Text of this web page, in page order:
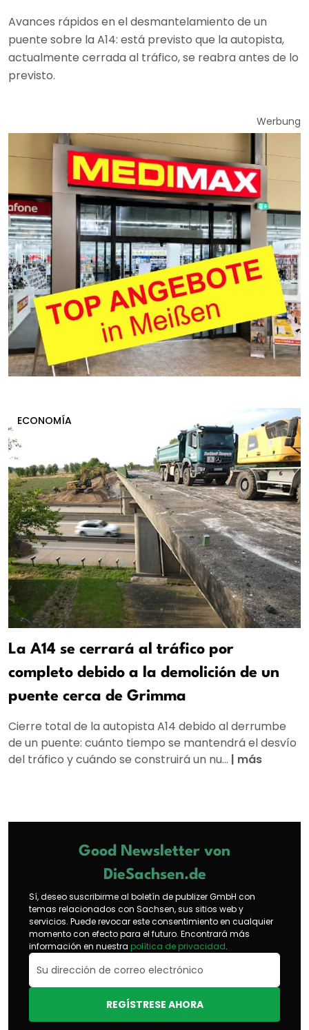
Avances rápidos en el desmantelamiento de un
puente sobre la A14: está previsto que la autopista,
actualmente cerrada al tráfico, se reabra antes de lo
previsto.
Werbung
ECONOMÍA
La A14 se cerrará al tráfico por
completo debido a la demolición de un
puente cerca de Grimma
Cierre total de la autopista A14 debido al derrumbe
de un puente: cuánto tiempo se mantendrá el desvío
del tráfico y cuándo se construirá un nu... | más
Good Newsletter von
DieSachsen.de
Sí, deseo suscribirme al boletín de publizer GmbH con
temas relacionados con Sachsen, sus sitios web y
servicios. Puede revocar este consentimiento en cualquier
momento con efecto para el futuro. Encontrará más
información en nuestra política de privacidad.
REGÍSTRESE AHORA